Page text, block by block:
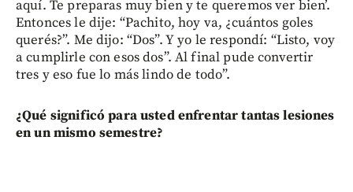
aquí. Te preparas muy bien y te queremos ver bien’.
Entonces le dije: “Pachito, hoy va, ¿cuántos goles
querés?”. Me dijo: “Dos”. Y yo le respondí: “Listo, voy
a cumplirle con esos dos”. Al final pude convertir
tres y eso fue lo más lindo de todo”.
¿Qué significó para usted enfrentar tantas lesiones
en un mismo semestre?